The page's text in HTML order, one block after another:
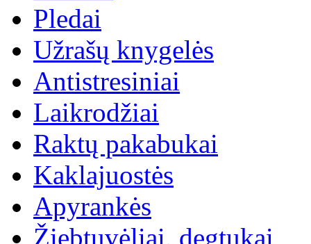
Pledai
Užrašų knygelės
Antistresiniai
Laikrodžiai
Raktų pakabukai
Kaklajuostės
Apyrankės
Žiebtuvėliai, degtukai